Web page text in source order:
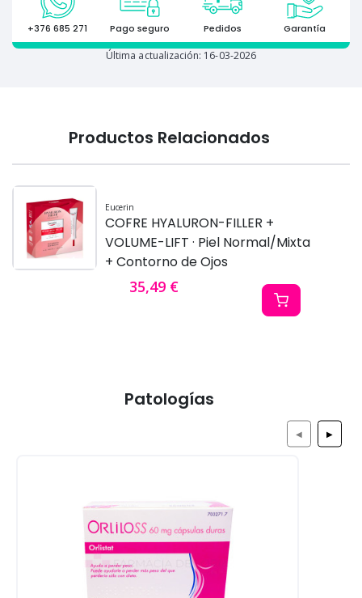
+376 685 271 Pago seguro Pedidos Garantía
Última actualización: 16-03-2026
Productos Relacionados
Eucerin
COFRE HYALURON-FILLER +
VOLUME-LIFT · Piel Normal/Mixta
+ Contorno de Ojos
35,49 €
Patologías
◀ ▶